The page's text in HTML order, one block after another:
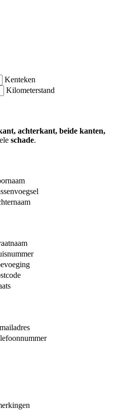
Kenteken
Kilometerstand
achterkant, beide kanten,
schade.